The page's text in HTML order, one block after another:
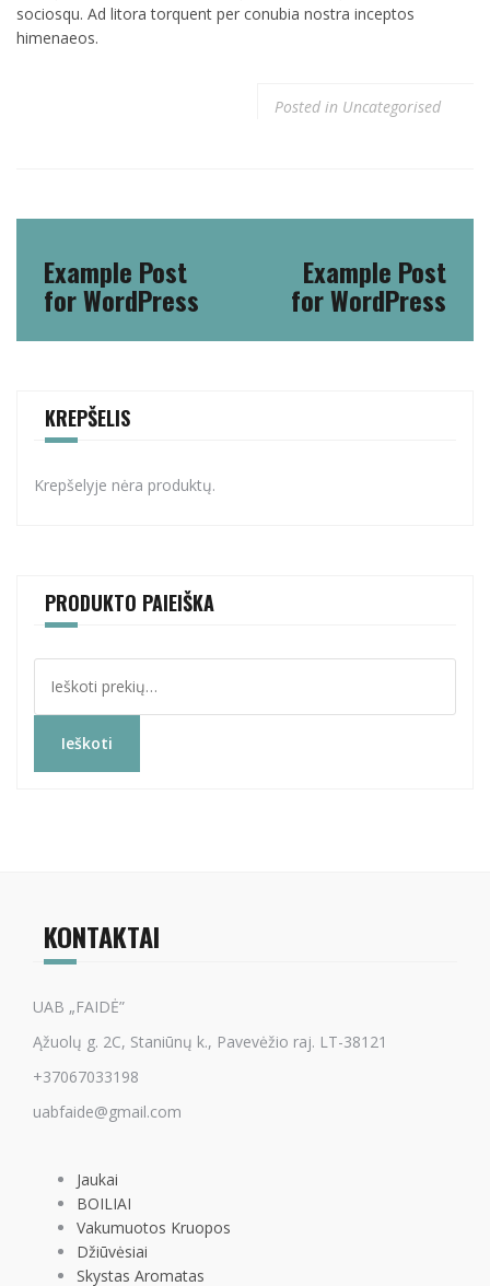
sociosqu. Ad litora torquent per conubia nostra inceptos
himenaeos.
Posted in Uncategorised
Navigacija
tarp
įrašų
Example Post
for WordPress
Example Post
for WordPress
KREPŠELIS
Krepšelyje nėra produktų.
PRODUKTO PAIEIŠKA
Ieškoti
KONTAKTAI
UAB „FAIDĖ”
Ąžuolų g. 2C, Staniūnų k., Pavevėžio raj. LT-38121
+37067033198
uabfaide@gmail.com
Jaukai
BOILIAI
Vakumuotos Kruopos
Džiūvėsiai
Skystas Aromatas